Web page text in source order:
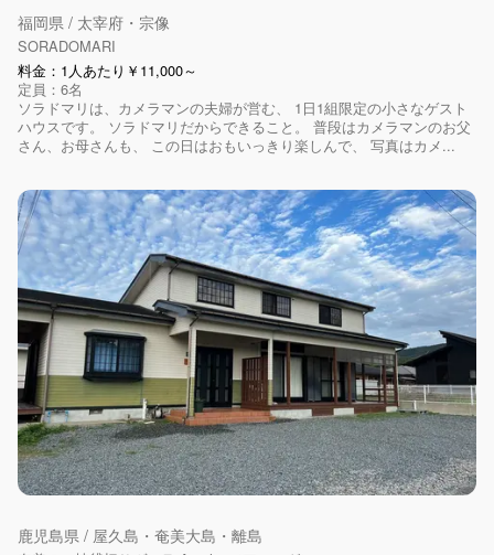
福岡県 / 太宰府・宗像
SORADOMARI
料金：1人あたり￥11,000～
定員：6名
ソラドマリは、カメラマンの夫婦が営む、 1日1組限定の小さなゲスト
ハウスです。 ソラドマリだからできること。 普段はカメラマンのお父
さん、お母さんも、 この日はおもいっきり楽しんで、 写真はカメ...
鹿児島県 / 屋久島・奄美大島・離島